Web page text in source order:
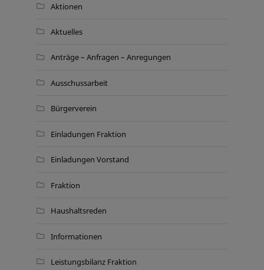
Aktionen
Aktuelles
Anträge – Anfragen – Anregungen
Ausschussarbeit
Bürgerverein
Einladungen Fraktion
Einladungen Vorstand
Fraktion
Haushaltsreden
Informationen
Leistungsbilanz Fraktion